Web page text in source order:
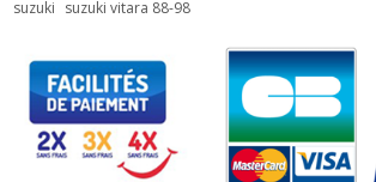
suzuki suzuki vitara 88-98